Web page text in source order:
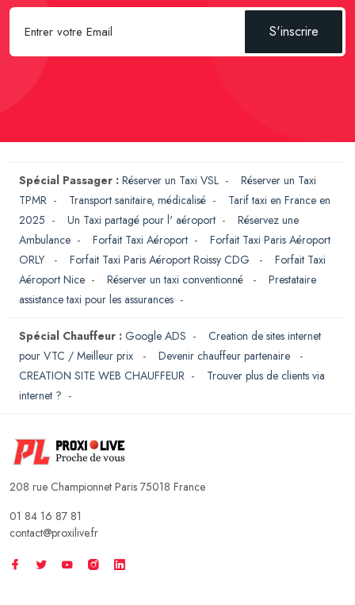
S'inscrire
Spécial Passager : Réserver un Taxi VSL - Réserver un Taxi
TPMR - Transport sanitaire, médicalisé - Tarif taxi en France en
2025 - Un Taxi partagé pour l' aéroport - Réservez une
Ambulance - Forfait Taxi Aéroport - Forfait Taxi Paris Aéroport
ORLY
- Forfait Taxi Paris Aéroport Roissy CDG - Forfait Taxi
Aéroport Nice - Réserver un taxi conventionné - Prestataire
assistance taxi pour les assurances -
Spécial Chauffeur : Google ADS - Creation de sites internet
pour VTC / Meilleur prix
- Devenir chauffeur partenaire
-
CREATION SITE WEB CHAUFFEUR - Trouver plus de clients via
internet ? -
208 rue Championnet Paris 75018 France
01 84 16 87 81
contact@proxilive.fr